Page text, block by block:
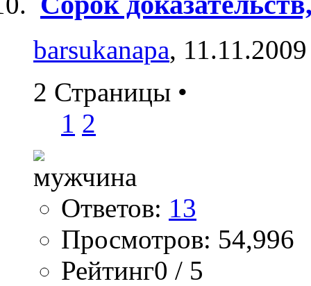
barsukanapa,
2 Страницы •
1 2
Ответов: 13
Просмотров: 54,996
Рейтинг0 / 5